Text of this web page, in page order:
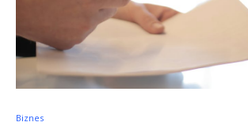
Biznes